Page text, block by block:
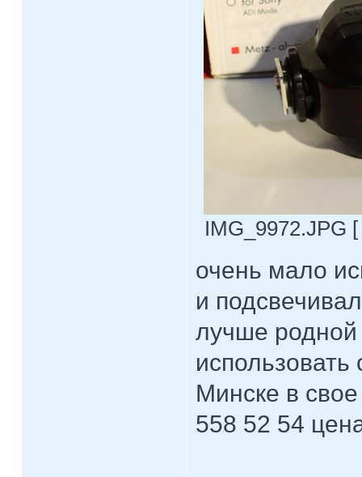
IMG_9972.JPG
очень мало
и
лучше родной
Минске в
558 52 54